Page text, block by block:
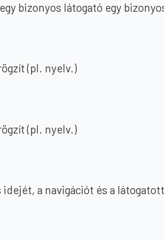
bizonyos látogató egy
(pl. nyelv.)
(pl. nyelv.)
a navigációt és a